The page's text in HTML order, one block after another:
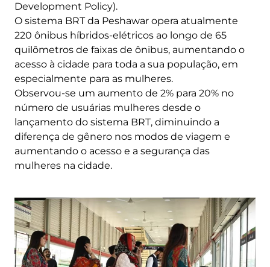
Development Policy).
O sistema BRT da Peshawar opera atualmente
220 ônibus híbridos-elétricos ao longo de 65
quilômetros de faixas de ônibus, aumentando o
acesso à cidade para toda a sua população, em
especialmente para as mulheres.
Observou-se um aumento de 2% para 20% no
número de usuárias mulheres desde o
lançamento do sistema BRT, diminuindo a
diferença de gênero nos modos de viagem e
aumentando o acesso e a segurança das
mulheres na cidade.